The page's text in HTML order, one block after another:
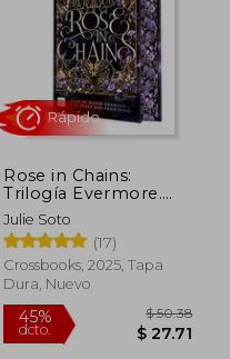
45%
dcto.
Rose in Chains:
Trilogía Evermore.
Edición con Cantos
Tintados
Julie Soto
(17)
Crossbooks, 2025, Tapa
Dura, Nuevo